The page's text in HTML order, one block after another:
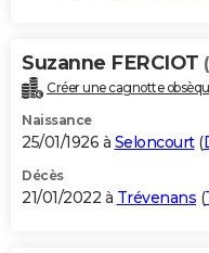
Suzanne FERCIOT
Créer une cagnotte
Naissance
25/01/1926 à Seloncourt(
Décès
21/01/2022 à Trévenans (